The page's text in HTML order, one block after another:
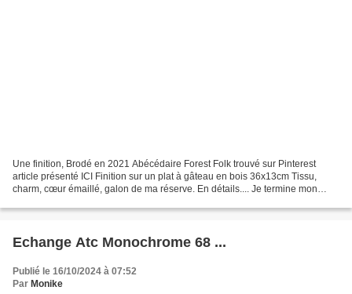
Une finition, Brodé en 2021 Abécédaire Forest Folk trouvé sur Pinterest
article présenté ICI Finition sur un plat à gâteau en bois 36x13cm Tissu,
charm, cœur émaillé, galon de ma réserve. En détails.... Je termine mon
Echange Atc Monochrome 68 ...
Publié le 16/10/2024 à 07:52
Par Monike